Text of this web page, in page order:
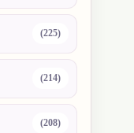
(225)
(214)
(208)